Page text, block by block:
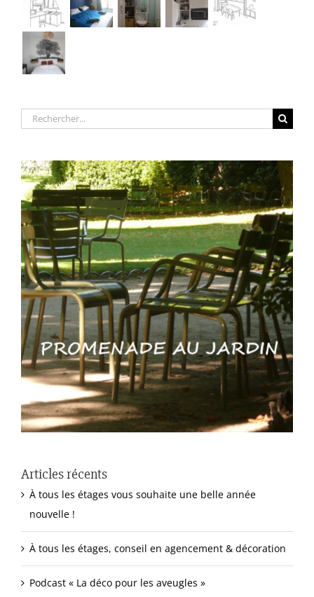
Rechercher:
Articles récents
À tous les étages vous souhaite une belle année
nouvelle !
À tous les étages, conseil en agencement & décoration
Podcast « La déco pour les aveugles »